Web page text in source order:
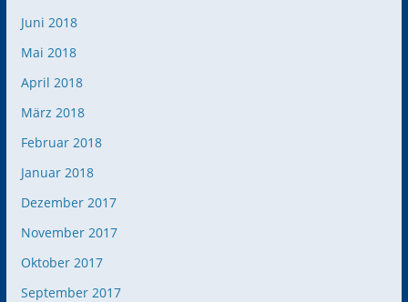
Juni 2018
Mai 2018
April 2018
März 2018
Februar 2018
Januar 2018
Dezember 2017
November 2017
Oktober 2017
September 2017